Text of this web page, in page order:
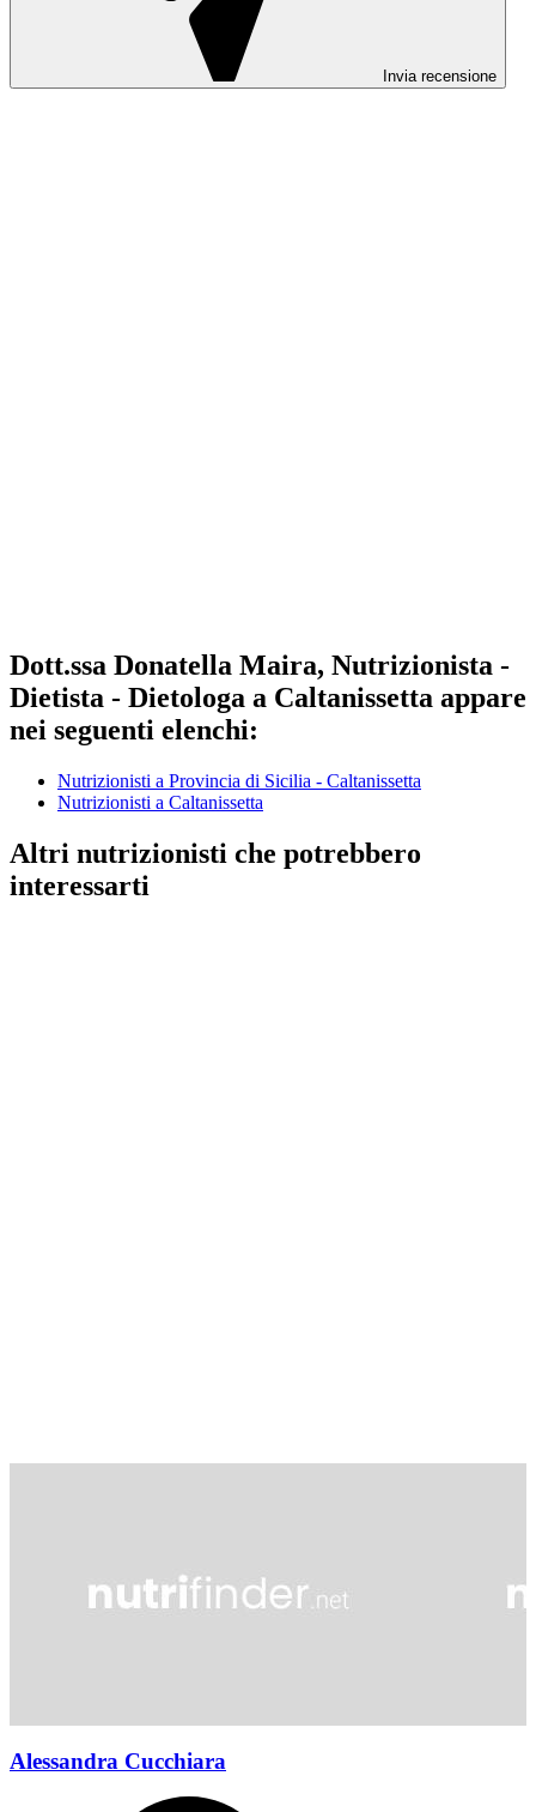
Invia recensione
Dott.ssa Donatella Maira, Nutrizionista -
Dietista - Dietologa a Caltanissetta appare
nei seguenti elenchi:
Nutrizionisti a Provincia di Sicilia - Caltanissetta
Nutrizionisti a Caltanissetta
Altri nutrizionisti che potrebbero
interessarti
Alessandra Cucchiara